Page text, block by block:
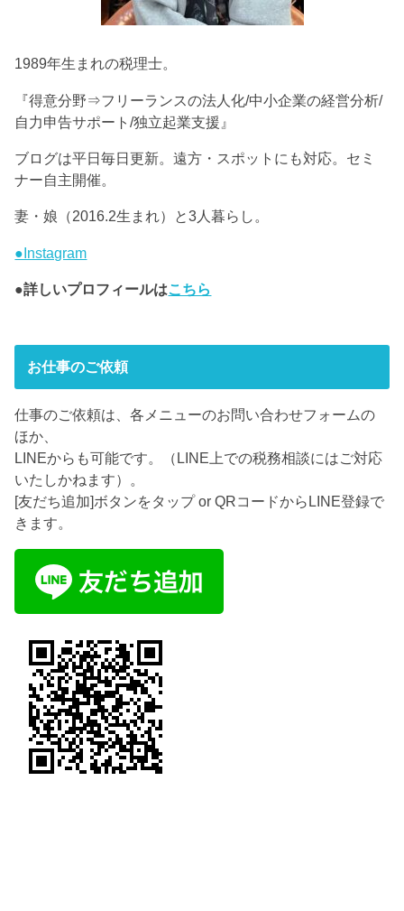
1989年生まれの税理士。
『得意分野⇒フリーランスの法人化/中小企業の経営分析/
自力申告サポート/独立起業支援』
ブログは平日毎日更新。遠方・スポットにも対応。セミ
ナー自主開催。
妻・娘（2016.2生まれ）と3人暮らし。
●Instagram
●詳しいプロフィールはこちら
お仕事のご依頼
仕事のご依頼は、各メニューのお問い合わせフォームの
ほか、
LINEからも可能です。（LINE上での税務相談にはご対応
いたしかねます）。
[友だち追加]ボタンをタップ or QRコードからLINE登録で
きます。